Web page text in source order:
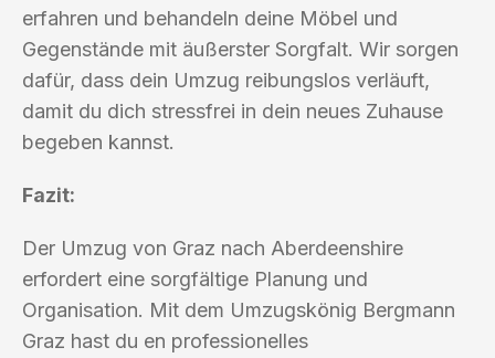
erfahren und behandeln deine Möbel und
Gegenstände mit äußerster Sorgfalt. Wir sorgen
dafür, dass dein Umzug reibungslos verläuft,
damit du dich stressfrei in dein neues Zuhause
begeben kannst.
Fazit:
Der Umzug von Graz nach Aberdeenshire
erfordert eine sorgfältige Planung und
Organisation. Mit dem Umzugskönig Bergmann
Graz hast du en professionelles